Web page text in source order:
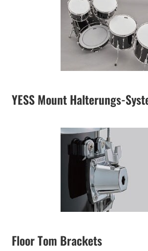
YESS Mount Halterungs-
Floor Tom Brackets